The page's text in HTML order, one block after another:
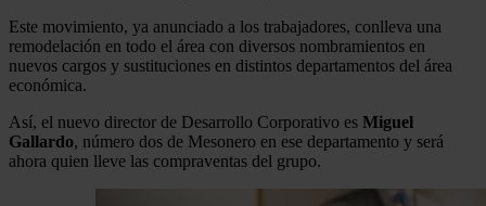
Este movimiento, ya anunciado a los trabajadores, conlleva una
remodelación en todo el área con diversos nombramientos en
nuevos cargos y sustituciones en distintos departamentos del área
económica.
Así, el nuevo director de Desarrollo Corporativo es Miguel
Gallardo, número dos de Mesonero en ese departamento y será
ahora quien lleve las compraventas del grupo.